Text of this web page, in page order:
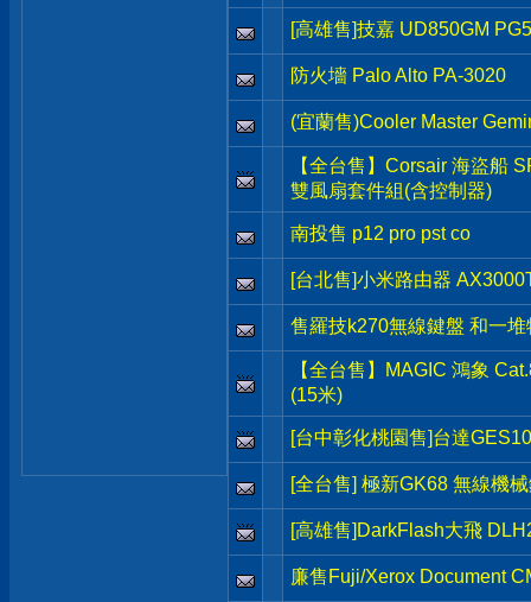
[高雄售]技嘉 UD850GM
防火墻 Palo Alto PA-3020
(宜蘭售)Cooler Master
【全台售】Corsair 海盜船
雙風扇套件組(含控制器)
南投售 p12 pro pst co
[台北售]小米路由器
售羅技k270無線鍵盤 和一堆
【全台售】MAGIC 鴻象
(15米)
[台中彰化桃園售]台達
[全台售] 極新GK68 無線機
[高雄售]DarkFlash大飛
廉售Fuji/Xerox Document